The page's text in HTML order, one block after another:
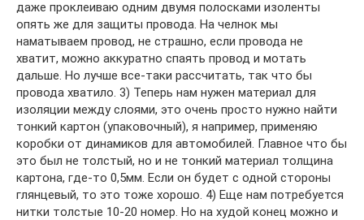
даже проклеиваю одним двумя полосками изоленты
опять же для защиты провода. На челнок мы
наматываем провод, не страшно, если провода не
хватит, можно аккуратно спаять провод и мотать
дальше. Но лучше все-таки рассчитать, так что бы
провода хватило. 3) Теперь нам нужен материал для
изоляции между слоями, это очень просто нужно найти
тонкий картон (упаковочный), я например, применяю
коробки от динамиков для автомобилей. Главное что бы
это был не толстый, но и не тонкий материал толщина
картона, где-то 0,5мм. Если он будет с одной стороны
глянцевый, то это тоже хорошо. 4) Еще нам потребуется
нитки толстые 10-20 номер. Но на худой конец можно и